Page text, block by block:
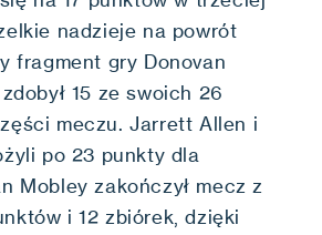
nadzieje na powrót
fragment gry Donovan
15 ze swoich 26
meczu. Jarrett Allen i
po 23 punkty dla
Mobley zakończył mecz z
i 12 zbiórek, dzięki